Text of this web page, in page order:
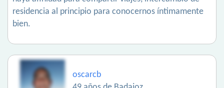
residencia al principio para conocernos íntimamente
bien.
oscarcb